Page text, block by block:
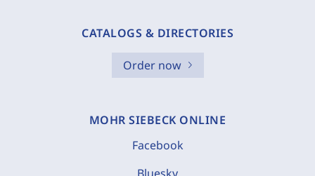
CATALOGS & DIRECTORIES
Order now
MOHR SIEBECK ONLINE
Facebook